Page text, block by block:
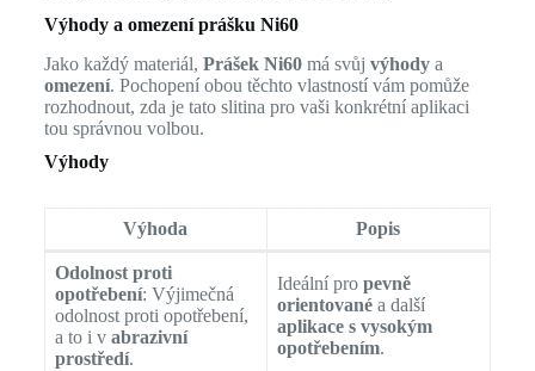
Výhody a omezení prášku Ni60
Jako každý materiál, Prášek Ni60má svůj výhodya
omezení. Pochopení obou těchto vlastností vám pomůže
rozhodnout, zda je tato slitina pro vaši konkrétní aplikaci
tou správnou volbou.
Výhody
Výhoda Popis
Odolnost proti
opotřebení: Výjimečná
odolnost proti opotřebení,
a to i v abrazivní
prostředí.
Ideální pro pevně
orientovanéa další
aplikace s vysokým
opotřebením.